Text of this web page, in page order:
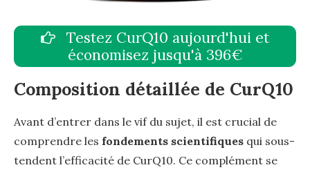
Testez CurQ10 aujourd'hui et
économisez jusqu'à 396€
Composition détaillée de CurQ10
Avant d’entrer dans le vif du sujet, il est crucial de
comprendre les fondements scientifiques qui sous-
tendent l’efficacité de CurQ10. Ce complément se